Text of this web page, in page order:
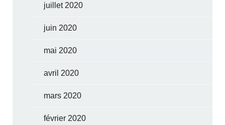
juillet 2020
juin 2020
mai 2020
avril 2020
mars 2020
février 2020